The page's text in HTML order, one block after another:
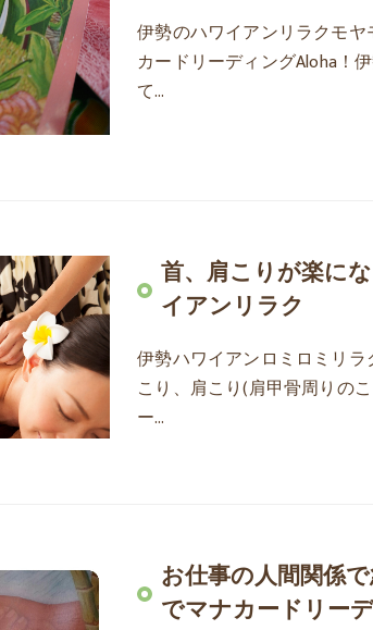
伊勢のハワイアンリラクモ
カードリーディングAloha！
て…
首、肩こりが楽に
イアンリラク
伊勢ハワイアンロミロミリ
こり、肩こり(肩甲骨周りの
ー…
お仕事の人間関係
でマナカードリー